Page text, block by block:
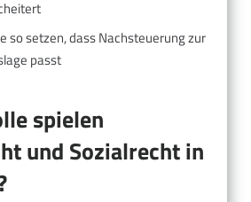
so setzen, dass Nachsteuerung zur
passt
spielen
und Sozialrecht in